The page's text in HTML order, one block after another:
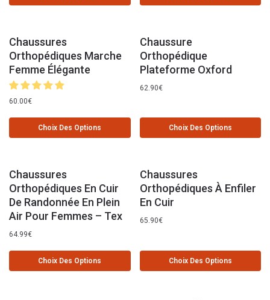
Chaussures
Orthopédiques Marche
Femme Élégante
60.00€
Choix Des Options
Chaussure
Orthopédique
Plateforme Oxford
62.90€
Choix Des Options
Chaussures
Orthopédiques En Cuir
De Randonnée En Plein
Air Pour Femmes – Tex
64.99€
Choix Des Options
Chaussures
Orthopédiques À Enfiler
En Cuir
65.90€
Choix Des Options